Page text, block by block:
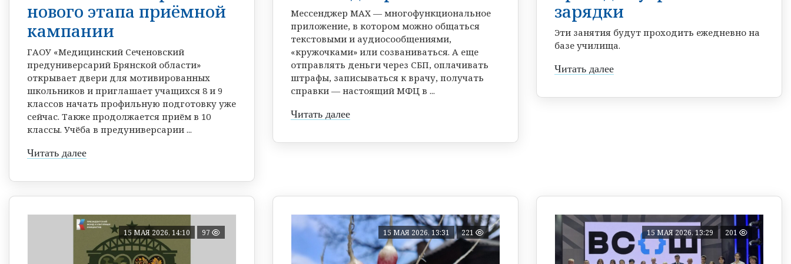
нового этапа приёмной
кампании
ГАОУ «Медицинский Сеченовский
предуниверсарий Брянской области»
открывает двери для мотивированных
школьников и приглашает учащихся 8 и 9
классов начать профильную подготовку уже
сейчас. Также продолжается приём в 10
классы. Учёба в предуниверсарии ...
Читать далее
Мессенджер МАХ — многофункциональное
приложение, в котором можно общаться
текстовыми и аудиосообщениями,
«кружочками» или созваниваться. А еще
отправлять деньги через СБП, оплачивать
штрафы, записываться к врачу, получать
справки — настоящий МФЦ в ...
Читать далее
зарядки
Эти занятия будут проходить ежедневно на
базе училища.
Читать далее
15 МАЯ 2026, 14:10 97 15 МАЯ 2026, 13:31 221 15 МАЯ 2026, 13:29 201